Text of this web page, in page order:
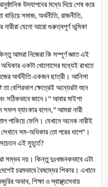
উদযাপনেরমধ্যেদিয়েশেষকরে
বাড়িয়েসমাজ, অর্থনীতি, রাজনীতি
নারীরাযেনোআরোগুরুত্বপূর্ণভূমিকা
আমরানিজেরাকিসম্পূর্ণজ্ঞাতএই
অধিকারএকটাখোলোসেরমধ্যেইরাখতে
অর্থনীতিএকজনছাত্রী। আনিসা
তাবেশিরভাগক্ষেত্রেইঅন্যেরটাশুনে
সঠিকভাবেজানে। " আবারমাইশা
সফলব্যাংকারবলেন," আমরানারী
পাকিয়েফেলি। যেখানেঅনেকনারীই
সেখানেসম-অধিকারতোপরেরধাপে" ।
সচেতনএইমুহূর্তে?
সম্ভবনয়। কিন্তুদুঃখজনকভাবেএটা
দেশেইচরমভাবেবৈষম্যেরশিকার। এখানে
অভাব, শিক্ষাওস্বাস্থ্যসেবায়